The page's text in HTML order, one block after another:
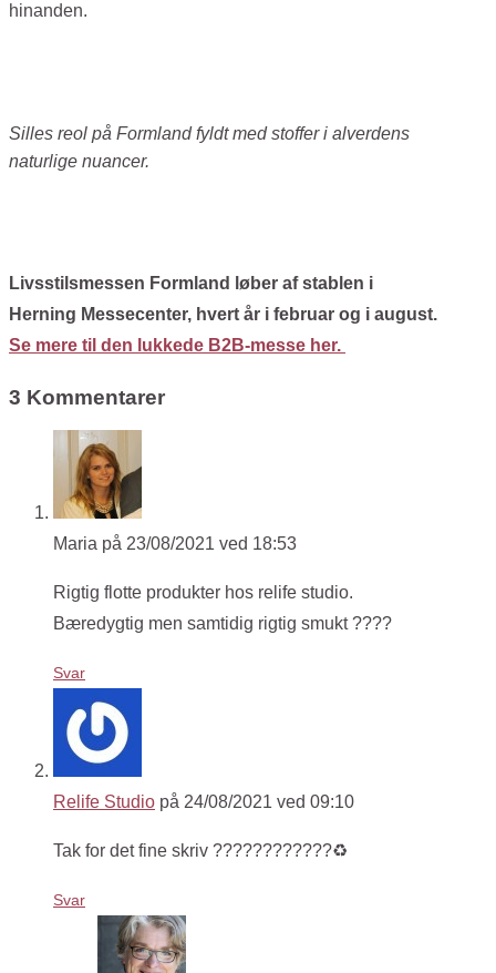
hinanden.
Silles reol på Formland fyldt med stoffer i alverdens
naturlige nuancer.
Livsstilsmessen Formland løber af stablen i
Herning Messecenter, hvert år i februar og i august.
Se mere til den lukkede B2B-messe her.
3 Kommentarer
Maria på 23/08/2021 ved 18:53
Rigtig flotte produkter hos relife studio.
Bæredygtig men samtidig rigtig smukt ????
Svar
Relife Studio på 24/08/2021 ved 09:10
Tak for det fine skriv ????????????♻️
Svar